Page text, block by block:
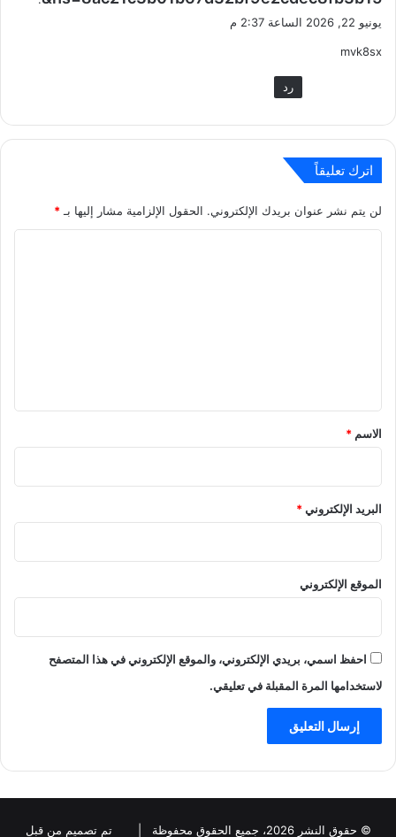
يونيو 22, 2026 الساعة 2:37 م
mvk8sx
رد
اترك تعليقاً
لن يتم نشر عنوان بريدك الإلكتروني. الحقول الإلزامية مشار إليها بـ *
*
الاسم *
البريد الإلكتروني*
الموقع الإلكتروني
احفظ اسمي، بريدي الإلكتروني، والموقع الإلكتروني في هذا المتصفح
لاستخدامها المرة المقبلة في تعليقي.
© حقوق النشر 2026، جميع الحقوق محفوظة | تم تصميم من قبل